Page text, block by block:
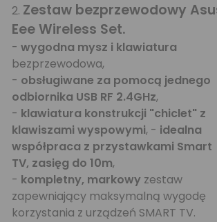
2. Zestaw bezprzewodowy
Eee Wireless Set.
- wygodna mysz i klawiatura
bezprzewodowa,
- obsługiwane za pomocą jednego
odbiornika USB RF 2.4GHz,
- klawiatura konstrukcji "chiclet" z
klawiszami wyspowymi, - idealna
współpraca z przystawkami Smart
TV, zasięg do 10m,
- kompletny, markowy zestaw
zapewniający maksymalną wygodę
korzystania z urządzeń SMART TV.